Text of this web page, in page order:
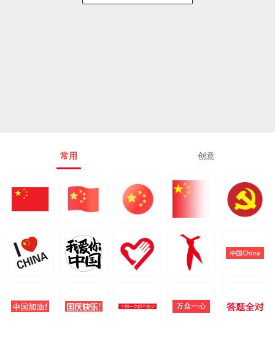
常用 创意